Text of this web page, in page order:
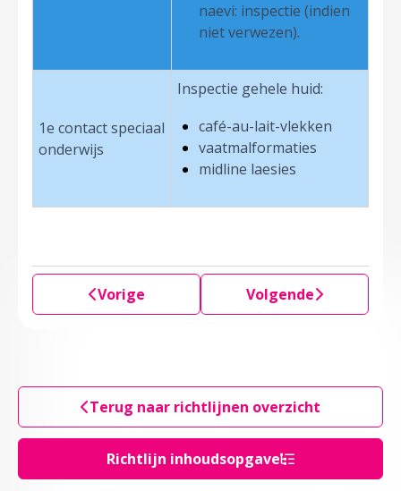
Richtlijn inhoudsopgave
naevi: inspectie (indien
niet verwezen).
1e contact speciaal
onderwijs
Inspectie gehele huid:
café-au-lait-vlekken
vaatmalformaties
midline laesies
Vorige Volgende
Terug naar richtlijnen overzicht